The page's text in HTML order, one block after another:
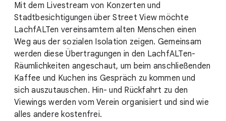
Mit dem Livestream von Konzerten und
Stadtbesichtigungen über Street View möchte
LachfALTen vereinsamtem alten Menschen einen
Weg aus der sozialen Isolation zeigen. Gemeinsam
werden diese Übertragungen in den LachfALTen-
Räumlichkeiten angeschaut, um beim anschließenden
Kaffee und Kuchen ins Gespräch zu kommen und
sich auszutauschen. Hin- und Rückfahrt zu den
Viewings werden vom Verein organisiert und sind wie
alles andere kostenfrei.